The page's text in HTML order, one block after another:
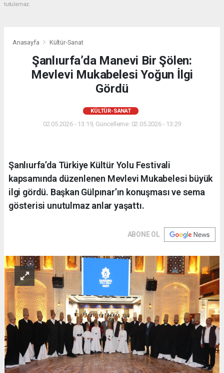
tutulamaz.
Anasayfa Kültür-Sanat
Şanlıurfa’da Manevi Bir Şölen:
Mevlevi Mukabelesi Yoğun İlgi
Gördü
KÜLTÜR-SANAT
02.05.2026 - 13:19, Güncelleme: 02.05.2026 - 13:29
Şanlıurfa’da Türkiye Kültür Yolu Festivali
kapsamında düzenlenen Mevlevi Mukabelesi büyük
ilgi gördü. Başkan Gülpınar’ın konuşması ve sema
gösterisi unutulmaz anlar yaşattı.
ABONE OL